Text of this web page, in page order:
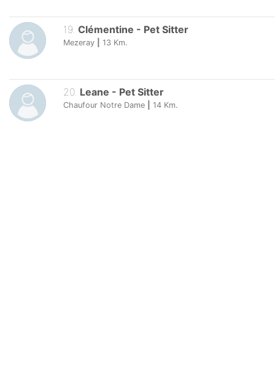
19. Clémentine - Pet Sitter
Mezeray 13 Km.
20. Leane - Pet Sitter
Chaufour Notre Dame 14 Km.